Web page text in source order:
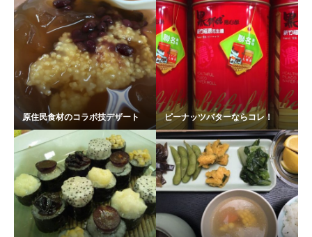
原住民食材のコラボ技デザート ピーナッツバターならコレ！